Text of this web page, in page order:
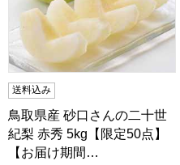
送料込み
鳥取県産 砂口さんの二十世
紀梨 赤秀 5kg【限定50点】
【お届け期間…